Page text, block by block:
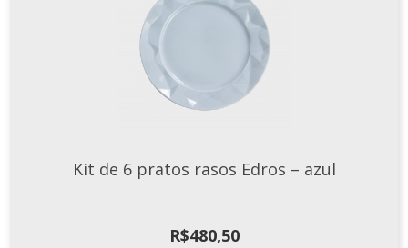
Kit de 6 pratos rasos Edros – azul
R$480,50